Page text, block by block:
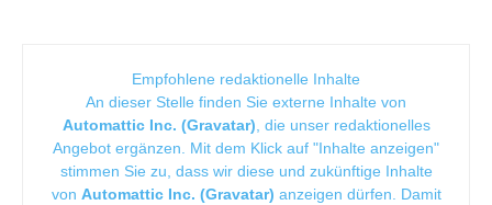
Empfohlene redaktionelle Inhalte
An dieser Stelle finden Sie externe Inhalte von
Automattic Inc. (Gravatar), die unser redaktionelles
Angebot ergänzen. Mit dem Klick auf "Inhalte anzeigen"
stimmen Sie zu, dass wir diese und zukünftige Inhalte
von Automattic Inc. (Gravatar) anzeigen dürfen. Damit